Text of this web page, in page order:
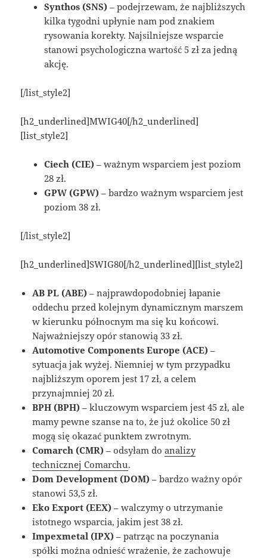
Synthos (SNS) – podejrzewam, że najbliższych
kilka tygodni upłynie nam pod znakiem
rysowania korekty. Najsilniejsze wsparcie
stanowi psychologiczna wartość 5 zł za jedną
akcję.
[/list_style2]
[h2_underlined]MWIG40[/h2_underlined]
[list_style2]
Ciech (CIE) – ważnym wsparciem jest poziom
28 zł.
GPW (GPW) – bardzo ważnym wsparciem jest
poziom 38 zł.
[/list_style2]
[h2_underlined]SWIG80[/h2_underlined][list_style2]
AB PL (ABE) – najprawdopodobniej łapanie
oddechu przed kolejnym dynamicznym marszem
w kierunku północnym ma się ku końcowi.
Najważniejszy opór stanowią 33 zł.
Automotive Components Europe (ACE) –
sytuacja jak wyżej. Niemniej w tym przypadku
najbliższym oporem jest 17 zł, a celem
przynajmniej 20 zł.
BPH (BPH) – kluczowym wsparciem jest 45 zł, ale
mamy pewne szanse na to, że już okolice 50 zł
mogą się okazać punktem zwrotnym.
Comarch (CMR) – odsyłam doanalizy
technicznej Comarchu.
Dom Development (DOM) – bardzo ważny opór
stanowi 53,5 zł.
Eko Export (EEX) – walczymy o utrzymanie
istotnego wsparcia, jakim jest 38 zł.
Impexmetal (IPX) – patrząc na poczynania
spółki można odnieść wrażenie, że zachowuje